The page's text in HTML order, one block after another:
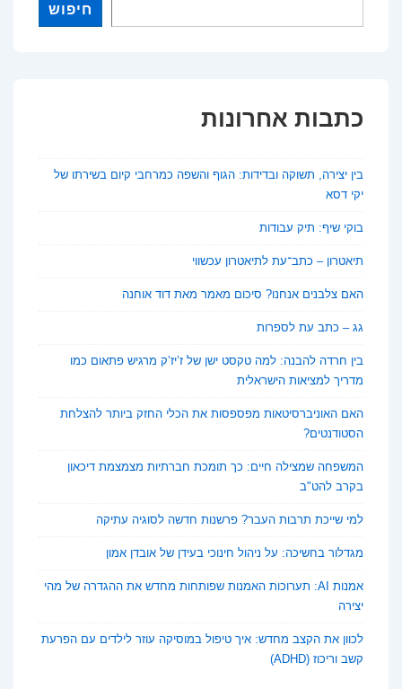
ישים
חיפוש
כתבות אחרונות
בין יצירה, תשוקה ובדידות: הגוף והשפה כמרחבי קיום בשירתו של
יקי דסא
בוקי שיף: תיק עבודות
תיאטרון – כתב־עת לתיאטרון עכשווי
האם צלבנים אנחנו? סיכום מאמר מאת דוד אוחנה
גג – כתב עת לספרות
בין חרדה להבנה: למה טקסט ישן של ז’יז’ק מרגיש פתאום כמו
מדריך למציאות הישראלית
האם האוניברסיטאות מפספסות את הכלי החזק ביותר להצלחת
הסטודנטים?
המשפחה שמצילה חיים: כך תומכת חברתיות מצמצמת דיכאון
בקרב להט"ב
למי שייכת תרבות העבר? פרשנות חדשה לסוגיה עתיקה
מגדלור בחשיכה: על ניהול חינוכי בעידן של אובדן אמון
אמנות AI: תערוכות האמנות שפותחות מחדש את ההגדרה של מהי
יצירה
לכוון את הקצב מחדש: איך טיפול במוסיקה עוזר לילדים עם הפרעת
קשב וריכוז (ADHD)